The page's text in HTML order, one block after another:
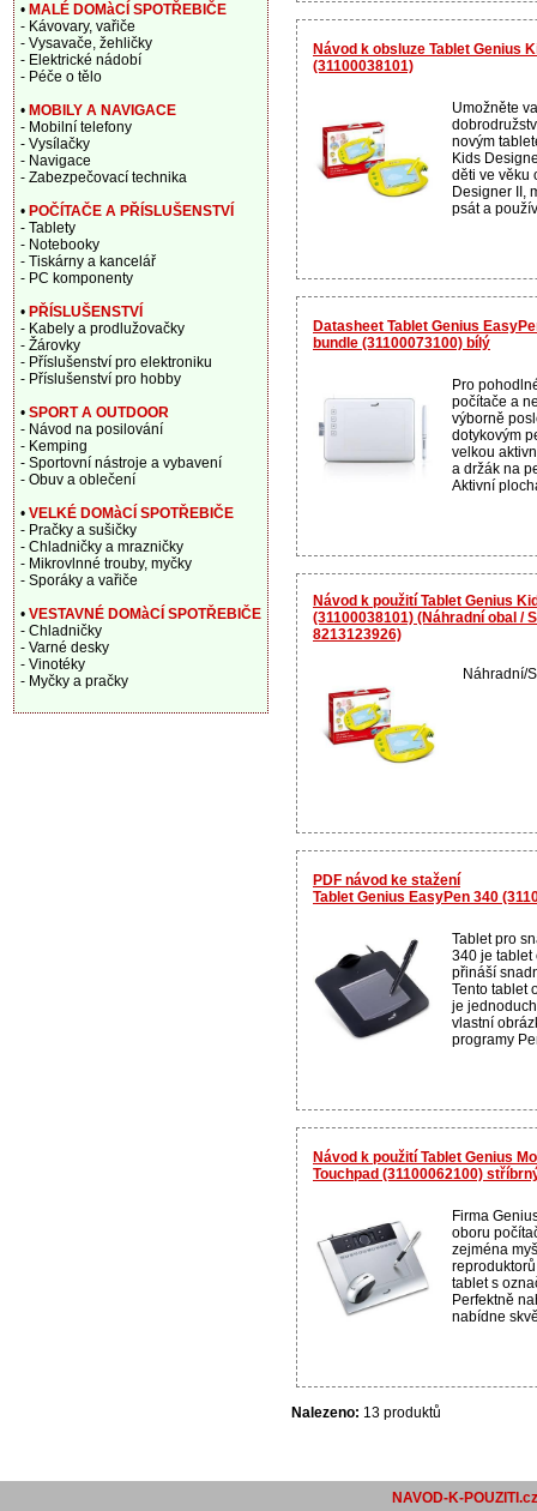
Návod k obsluze Tablet Genius
(31100038101)
Umožněte
novým
Kids
děti ve věku
Designer II,
psát a
Datasheet Tablet Genius
bundle (31100073100) bílý
Pro
počítače a
výborně
dotykovým
velkou
a držák na
Aktivní
Návod k použití Tablet Genius
(31100038101) (Náhradní obal /
8213123926)
Náhradní/
PDF návod ke stažení
Tablet Genius EasyPen 340
Tablet pro
340 je tablet
přináší
Tento tablet
je
vlastní
programy
Návod k použití Tablet Genius
Touchpad (31100062100)
Firma
oboru
zejména
tablet s
Perfektně
nabídne
Nalezeno: 13 produktů
• MALÉ DOMàCÍ SPOTŘEBIČE
- Kávovary, vařiče
- Vysavače, žehličky
- Elektrické nádobí
- Péče o tělo
• MOBILY A NAVIGACE
- Mobilní telefony
- Vysílačky
- Navigace
- Zabezpečovací technika
• POČÍTAČE A PŘÍSLUŠENSTVÍ
- Tablety
- Notebooky
- Tiskárny a kancelář
- PC komponenty
• PŘÍSLUŠENSTVÍ
- Kabely a prodlužovačky
- Žárovky
- Příslušenství pro elektroniku
- Příslušenství pro hobby
• SPORT A OUTDOOR
- Návod na posilování
- Kemping
- Sportovní nástroje a vybavení
- Obuv a oblečení
• VELKÉ DOMàCÍ SPOTŘEBIČE
- Pračky a sušičky
- Chladničky a mrazničky
- Mikrovlnné trouby, myčky
- Sporáky a vařiče
• VESTAVNÉ DOMàCÍ SPOTŘEBIČE
- Chladničky
- Varné desky
- Vinotéky
- Myčky a pračky
NAVOD-K-POUZITI.cz